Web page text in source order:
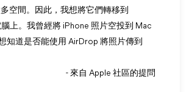
空間。因此，我想將它們轉移到
上。我曾經將 iPhone 照片空投到 Mac
知道是否能使用 AirDrop 將照片傳到
- 來自 Apple 社區的提問